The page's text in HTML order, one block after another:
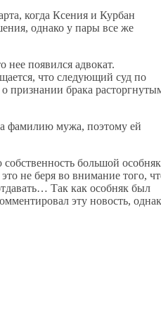
когда Ксения и Курбан
однако у пары все же
нее появился адвокат.
что следующий суд по
о признании брака
фамилию мужа, поэтому ей
большой особняк
не беря во внимание того,
Так как особняк был
эту новость,